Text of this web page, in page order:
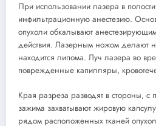
При использовании лазера в
инфильтрационную анестезию.
опухоли обкалывают
действия. Лазерным ножом делают
находится липома. Луч лазера во
поврежденные капилляры,
Края разреза разводят в стороны, с
зажима захватывают жировую
рядом расположенных тканей